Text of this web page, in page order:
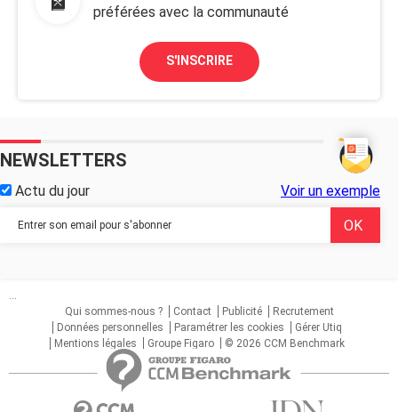
préférées avec la communauté
S'INSCRIRE
NEWSLETTERS
Actu du jour Voir un exemple
...
Qui sommes-nous ?
Contact Publicité
Recrutement
Données personnelles
Paramétrer les cookies
Gérer Utiq
Mentions légales
Groupe Figaro © 2026 CCM Benchmark